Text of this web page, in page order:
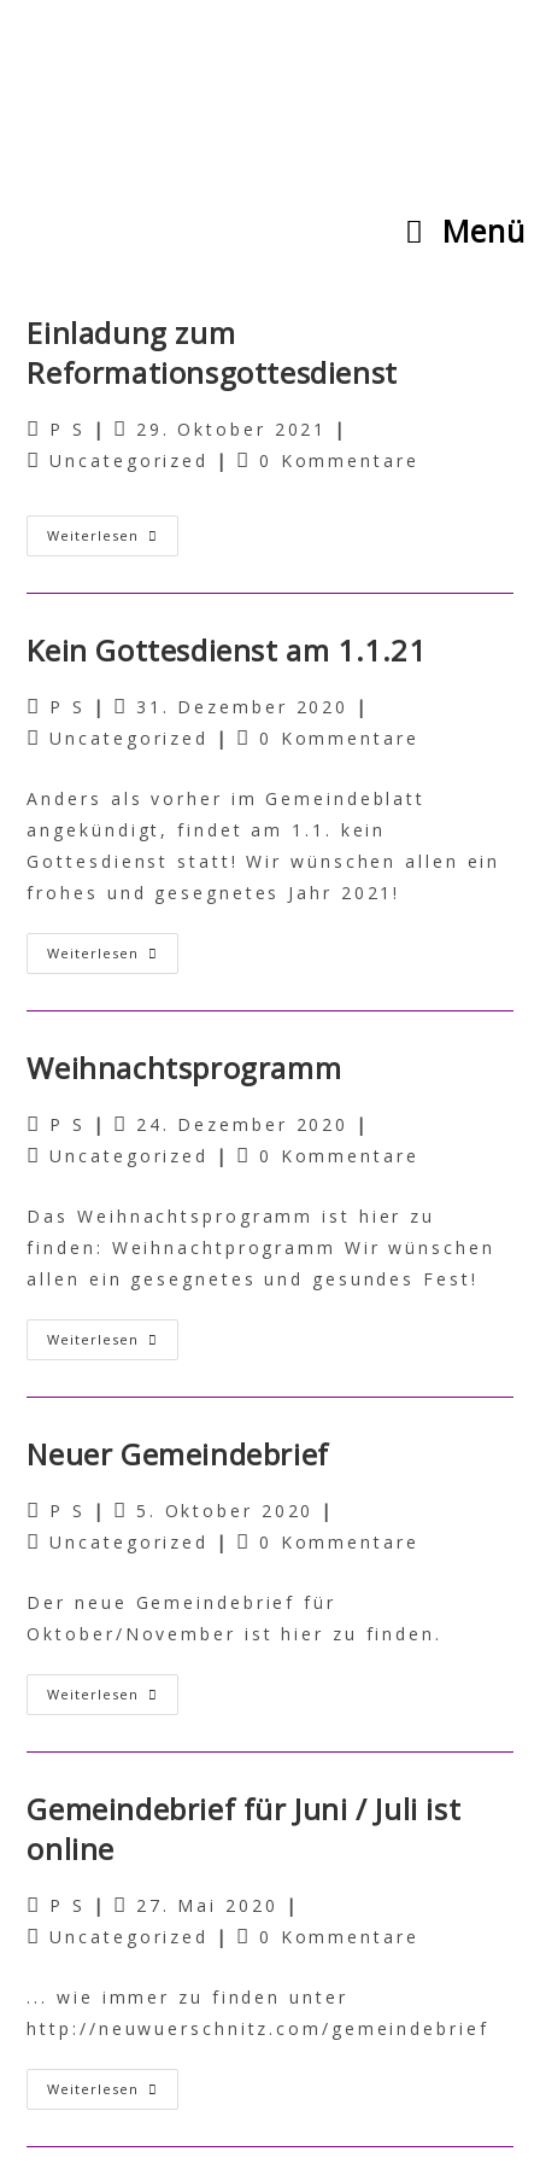
Menü
Einladung zum
Reformationsgottesdienst
P S
29. Oktober 2021
Uncategorized
0 Kommentare
Weiterlesen
Kein Gottesdienst am 1.1.21
P S
31. Dezember 2020
Uncategorized
0 Kommentare
Anders als vorher im Gemeindeblatt
angekündigt, findet am 1.1. kein
Gottesdienst statt! Wir wünschen allen ein
frohes und gesegnetes Jahr 2021!
Weiterlesen
Weihnachtsprogramm
P S
24. Dezember 2020
Uncategorized
0 Kommentare
Das Weihnachtsprogramm ist hier zu
finden: Weihnachtprogramm Wir wünschen
allen ein gesegnetes und gesundes Fest!
Weiterlesen
Neuer Gemeindebrief
P S
5. Oktober 2020
Uncategorized
0 Kommentare
Der neue Gemeindebrief für
Oktober/November ist hier zu finden.
Weiterlesen
Gemeindebrief für Juni / Juli ist
online
P S
27. Mai 2020
Uncategorized
0 Kommentare
... wie immer zu finden unter
http://neuwuerschnitz.com/gemeindebrief
Weiterlesen